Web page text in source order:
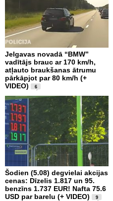
Jelgavas novadā “BMW”
vadītājs brauc ar 170 km/h,
atļauto braukšanas ātrumu
pārkāpjot par 80 km/h (+
VIDEO)
6
Šodien (5.08) degvielai akcijas
cenas: Dīzelis 1.817 un 95.
benzīns 1.737 EUR! Nafta 75.6
USD par barelu (+ VIDEO)
9